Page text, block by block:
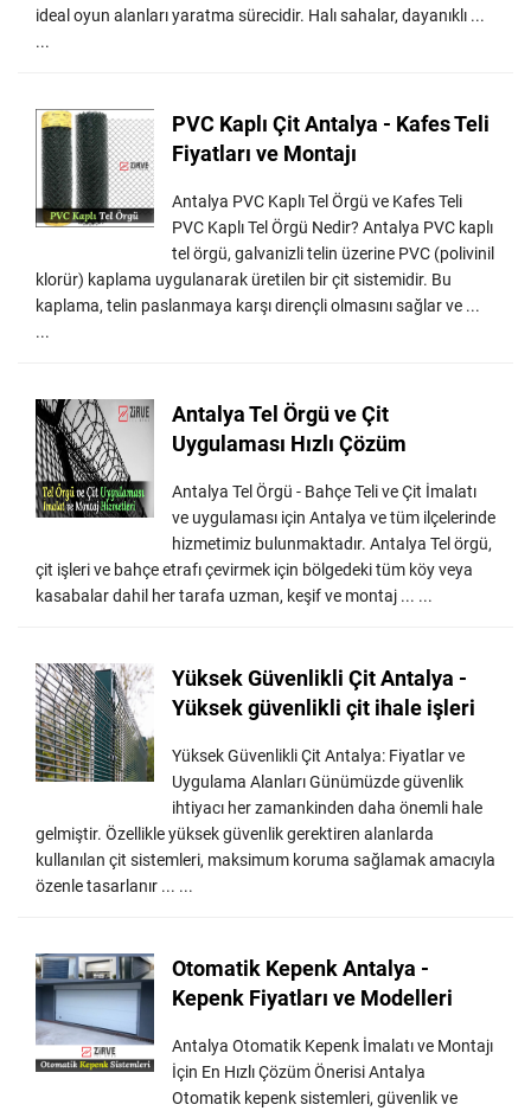
ideal oyun alanları yaratma sürecidir. Halı sahalar, dayanıklı ...
...
PVC Kaplı Çit Antalya - Kafes Teli
Fiyatları ve Montajı
Antalya PVC Kaplı Tel Örgü ve Kafes Teli
PVC Kaplı Tel Örgü Nedir? Antalya PVC kaplı
tel örgü, galvanizli telin üzerine PVC (polivinil
klorür) kaplama uygulanarak üretilen bir çit sistemidir. Bu
kaplama, telin paslanmaya karşı dirençli olmasını sağlar ve ...
...
Antalya Tel Örgü ve Çit
Uygulaması Hızlı Çözüm
Antalya Tel Örgü - Bahçe Teli ve Çit İmalatı
ve uygulaması için Antalya ve tüm ilçelerinde
hizmetimiz bulunmaktadır. Antalya Tel örgü,
çit işleri ve bahçe etrafı çevirmek için bölgedeki tüm köy veya
kasabalar dahil her tarafa uzman, keşif ve montaj ... ...
Yüksek Güvenlikli Çit Antalya -
Yüksek güvenlikli çit ihale işleri
Yüksek Güvenlikli Çit Antalya: Fiyatlar ve
Uygulama Alanları Günümüzde güvenlik
ihtiyacı her zamankinden daha önemli hale
gelmiştir. Özellikle yüksek güvenlik gerektiren alanlarda
kullanılan çit sistemleri, maksimum koruma sağlamak amacıyla
özenle tasarlanır ... ...
Otomatik Kepenk Antalya -
Kepenk Fiyatları ve Modelleri
Antalya Otomatik Kepenk İmalatı ve Montajı
İçin En Hızlı Çözüm Önerisi Antalya
Otomatik kepenk sistemleri, güvenlik ve